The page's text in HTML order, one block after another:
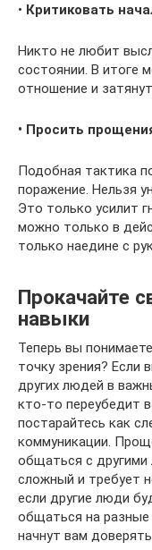
• Критиковать
Никто не любит
состоянии. В итоге
отношение и
• Просить
Подобная тактика
поражение. Нельзя
Это только усилит
можно только в
только наедине с
Прокачайте
навыки
Теперь вы
точку зрения? Если
других людей в
кто-то переубедит
постарайтесь как
коммуникации.
общаться с
сложный и требует
если другие люди
общаться на
начнут вам